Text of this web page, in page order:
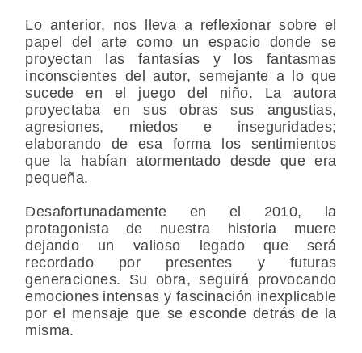
Lo anterior, nos lleva a reflexionar sobre el
papel del arte como un espacio donde se
proyectan las fantasías y los fantasmas
inconscientes del autor, semejante a lo que
sucede en el juego del niño. La autora
proyectaba en sus obras sus angustias,
agresiones, miedos e inseguridades;
elaborando de esa forma los sentimientos
que la habían atormentado desde que era
pequeña.
Desafortunadamente en el 2010, la
protagonista de nuestra historia muere
dejando un valioso legado que será
recordado por presentes y futuras
generaciones. Su obra, seguirá provocando
emociones intensas y fascinación inexplicable
por el mensaje que se esconde detrás de la
misma.